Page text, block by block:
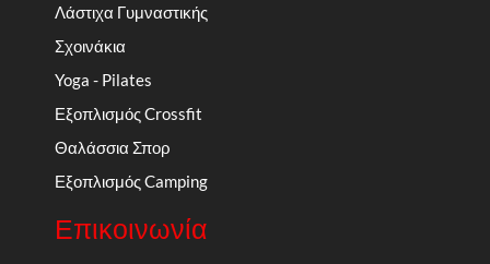
Λάστιχα Γυμναστικής
Σχοινάκια
Yoga - Pilates
Εξοπλισμός Crossfit
Θαλάσσια Σπορ
Εξοπλισμός Camping
Επικοινωνία